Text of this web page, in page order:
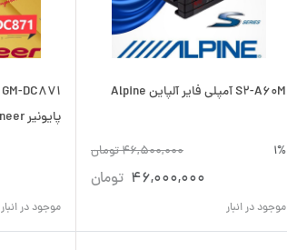
S2-A60M آمپلی فایر آلپاین Alpine
1%
46,500,000تومان
46,000,000 تومان
موجود در انبار
پایونیر Pioneer
موجود در انبار